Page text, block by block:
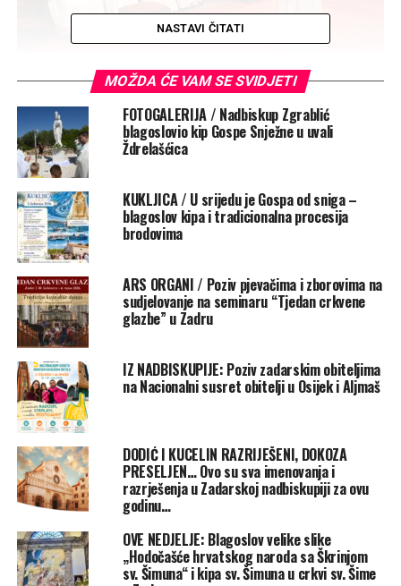
„Gospodine, Ti sve znaš! Tebi je poznato da te volim!“
(Iv 21, 17)
1. Draga braćo i sestre, poštovana braćo svećenici,
redovnici i redovnice, dragi bogoslovi, dragi članovi
Franjevačke kustodije sv. Jeronima, draga obitelji našega
ređenika, a osobito dragi fra Antonio!
Današnja liturgija svećeničkog ređenja stavlja
pred nas jedan od prekrasnih i dirljivih evanđeoskih
prizora susreta uskrslog Isusa sa svojim učenicima, kojeg
smo maloprije čuli. Ovaj nas prizor vodi na obalu
Tiberijadskog jezera, na mjestu gdje uskrsli Krist susreće
Petra nakon njegove izdaje, njegove boli i „gorkih suza“
(usp. Mt 26,75), nakon njegova pada i dubokog iskustva
vlastite ljudske slabosti. Upravo na tome mjestu događa
Kristova učenika, za svakog redovnika i redovnicu, za
svakog svećenika, pa i za našeg ređenika Antonija, koji
danas prima sakrament Svetog reda svećeništva.
Ova liturgija svećeničkog ređenja dobiva još dublje
značenje jer se odvija uGodini svetoga Franje Asiškoga, u
NASTAVI ČITATI
MOŽDA ĆE VAM SE SVIDJETI
FOTOGALERIJA / Nadbiskup Zgrablić
blagoslovio kip Gospe Snježne u uvali
Ždrelašćica
KUKLJICA / U srijedu je Gospa od sniga –
blagoslov kipa i tradicionalna procesija
brodovima
ARS ORGANI / Poziv pjevačima i zborovima na
sudjelovanje na seminaru “Tjedan crkvene
glazbe” u Zadru
IZ NADBISKUPIJE: Poziv zadarskim obiteljima
na Nacionalni susret obitelji u Osijek i Aljmaš
DODIĆ I KUCELIN RAZRIJEŠENI, DOKOZA
PRESELJEN… Ovo su sva imenovanja i
razrješenja u Zadarskoj nadbiskupiji za ovu
godinu…
OVE NEDJELJE: Blagoslov velike slike
„Hodočašće hrvatskog naroda sa Škrinjom
sv. Šimuna“ i kipa sv. Šimuna u crkvi sv. Šime